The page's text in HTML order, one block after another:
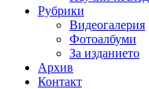
Рубрики
Видеогалерия
Фотоалбуми
За изданието
Архив
Контакт